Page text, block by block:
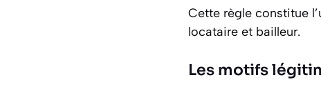
Cette règle constitue
locataire et bailleur.
Les motifs